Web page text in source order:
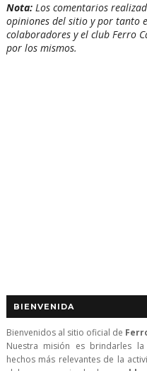
Nota:Los comentarios
opiniones del sitio y por tanto
colaboradores y el club Ferro
por los mismos.
BIENVENIDA
Bienvenidos al sitio oficial de
Nuestra misión es brindarles
hechos más relevantes de la